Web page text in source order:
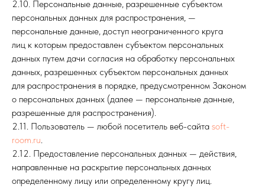
2.10. Персональные данные, разрешенные субъектом
персональных данных для распространения, —
персональные данные, доступ неограниченного круга
лиц к которым предоставлен субъектом персональных
данных путем дачи согласия на обработку персональных
данных, разрешенных субъектом персональных данных
для распространения в порядке, предусмотренном Законом
о персональных данных (далее — персональные данные,
разрешенные для распространения).
2.11. Пользователь — любой посетитель веб-сайта soft-
room.ru.
2.12. Предоставление персональных данных — действия,
направленные на раскрытие персональных данных
определенному лицу или определенному кругу лиц.